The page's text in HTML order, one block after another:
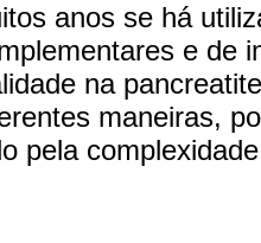
anos se há
e de
na
maneiras,
pela